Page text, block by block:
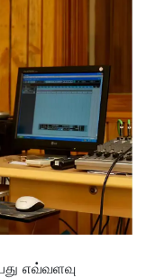
எவ்வளவு